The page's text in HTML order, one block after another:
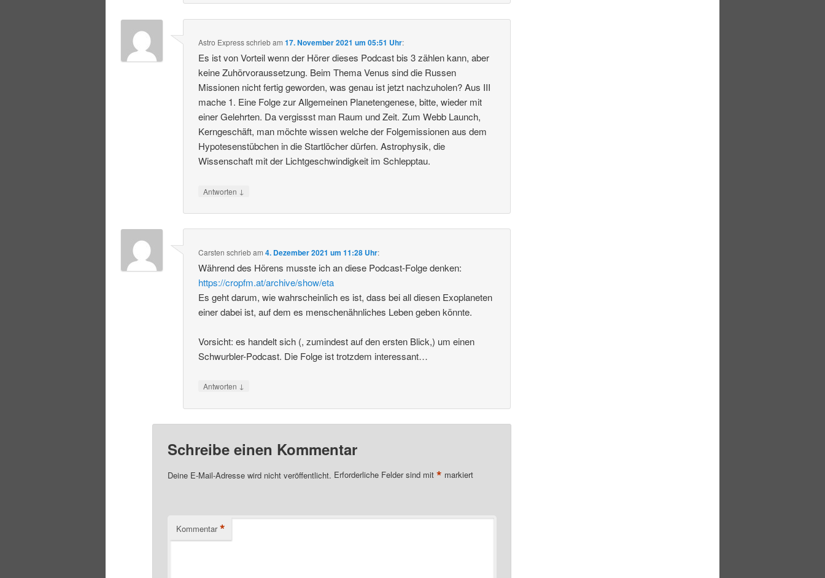
Astro Expressschriebam17. November 2021 um 05:51 Uhr:
Es ist von Vorteil wenn der Hörer dieses Podcast bis 3 zählen kann, aber
keine Zuhörvoraussetzung. Beim Thema Venus sind die Russen
Missionen nicht fertig geworden, was genau ist jetzt nachzuholen? Aus III
mache 1. Eine Folge zur Allgemeinen Planetengenese, bitte, wieder mit
einer Gelehrten. Da vergissst man Raum und Zeit. Zum Webb Launch,
Kerngeschäft, man möchte wissen welche der Folgemissionen aus dem
Hypotesenstübchen in die Startlöcher dürfen. Astrophysik, die
Wissenschaft mit der Lichtgeschwindigkeit im Schlepptau.
Antworten ↓
Carsten schriebam4. Dezember 2021 um 11:28 Uhr:
Während des Hörens musste ich an diese Podcast-Folge denken:
https://cropfm.at/archive/show/eta
Es geht darum, wie wahrscheinlich es ist, dass bei all diesen Exoplaneten
einer dabei ist, auf dem es menschenähnliches Leben geben könnte.
Vorsicht: es handelt sich (, zumindest auf den ersten Blick,) um einen
Schwurbler-Podcast. Die Folge ist trotzdem interessant…
Antworten ↓
Schreibe einen Kommentar
Deine E-Mail-Adresse wird nicht veröffentlicht. Erforderliche Felder sind mit* markiert
Kommentar *